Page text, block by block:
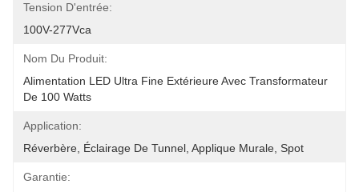
Tension D'entrée:
100V-277Vca
Nom Du Produit:
Alimentation LED Ultra Fine Extérieure Avec Transformateur
De 100 Watts
Application:
Réverbère, Éclairage De Tunnel, Applique Murale, Spot
Garantie: